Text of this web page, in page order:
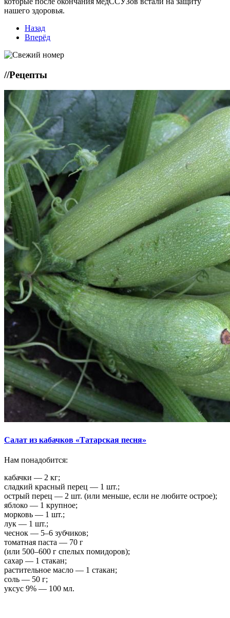
нашего здоровья.
Назад
Вперёд
//Рецепты
Салат из кабачков «Татарская песня»
Нам понадобится:
кабачки — 2 кг;
сладкий красный перец — 1 шт.;
острый перец — 2 шт. (или меньше, если не любите острое);
яблоко — 1 крупное;
морковь — 1 шт.;
лук — 1 шт.;
чеснок — 5–6 зубчиков;
томатная паста — 70 г
(или 500–600 г спелых помидоров);
сахар — 1 стакан;
растительное масло — 1 стакан;
соль — 50 г;
уксус 9% — 100 мл.